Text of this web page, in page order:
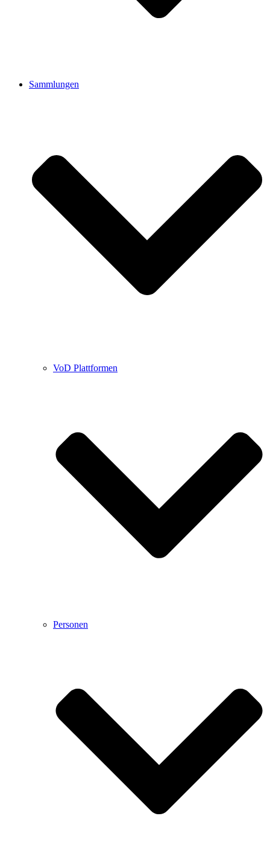
Sammlungen
VoD Plattformen
Personen